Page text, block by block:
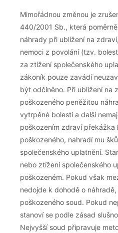
Mimořádnou změnou je
440/2001 Sb., která
náhrady při ublížení na
nemoci z povolání (tzv.
za ztížení společenského
zákoník pouze zavádí
být odčiněno. Při ublížení na
poškozeného peněžitou
vytrpěné bolesti a další
poškozením zdraví překážka
poškozeného, nahradí mu
společenského uplatnění.
nebo ztížení společenského
poškozeném. Pokud však
nedojde k dohodě o
poškozeného soud. Pokud
stanoví se podle zásad
Nejvyšší soud připravuje